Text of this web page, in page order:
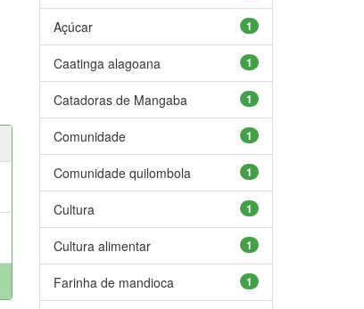
1
Açúcar
1
Caatinga alagoana
1
Catadoras de Mangaba
1
Comunidade
1
Comunidade quilombola
1
Cultura
1
Cultura alimentar
1
Farinha de mandioca